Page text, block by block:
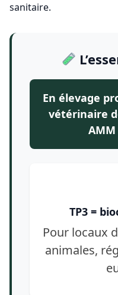
sanitaire.
En élevage
vétérinaire
AMM
TP3 =
Pour locaux
animales,